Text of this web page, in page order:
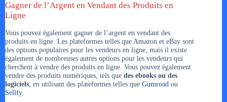
Gagner de l’Argent en Vendant des Produits en
Ligne
Vous pouvez également gagner de l’argent en vendant des
produits en ligne. Les plateformes telles que Amazon et eBay sont
des options populaires pour les vendeurs en ligne, mais il existe
également de nombreuses autres options pour les vendeurs qui
cherchent à vendre des produits en ligne. Vous pouvez également
vendre des produits numériques, tels que des ebooks ou des
logiciels , en utilisant des plateformes telles que Gumroad ou
Sellfy.